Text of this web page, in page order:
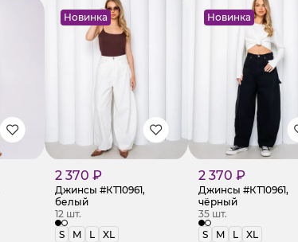
Новинка
2 370 ₽
Джинсы #КТ10961,
белый
12 шт.
S
M L XL
Новинка
2 370 ₽
Джинсы #КТ10961,
чёрный
35 шт.
S
M L XL